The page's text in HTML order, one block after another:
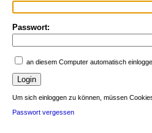
Passwort:
an diesem Computer automatisch
Um sich einloggen zu können, müssen
Passwort vergessen